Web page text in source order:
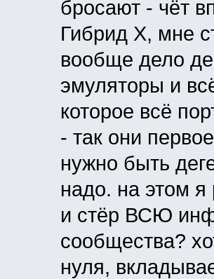
бросают - чёт
Гибрид Х, мне
вообще дело
эмуляторы и
которое всё
- так они
нужно быть
надо. на этом я
и стёр ВСЮ
сообщества?
нуля,